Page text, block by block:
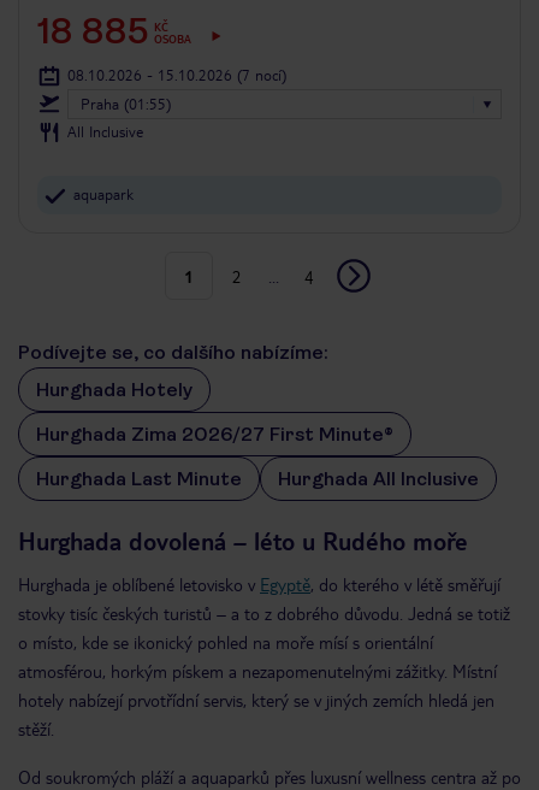
18 885
KČ
OSOBA
08.10.2026 - 15.10.2026 (7 nocí)
Praha (01:55)
All Inclusive
aquapark
1 2 4
Podívejte se, co dalšího nabízíme:
Hurghada Hotely
Hurghada Zima 2026/27 First Minute®
Hurghada Last Minute
Hurghada All Inclusive
Hurghada dovolená – léto u Rudého moře
Hurghada je oblíbené letovisko v Egyptě, do kterého v létě směřují
stovky tisíc českých turistů – a to z dobrého důvodu. Jedná se totiž
o místo, kde se ikonický pohled na moře mísí s orientální
atmosférou, horkým pískem a nezapomenutelnými zážitky. Místní
hotely nabízejí prvotřídní servis, který se v jiných zemích hledá jen
stěží.
Od soukromých pláží a aquaparků přes luxusní wellness centra až po